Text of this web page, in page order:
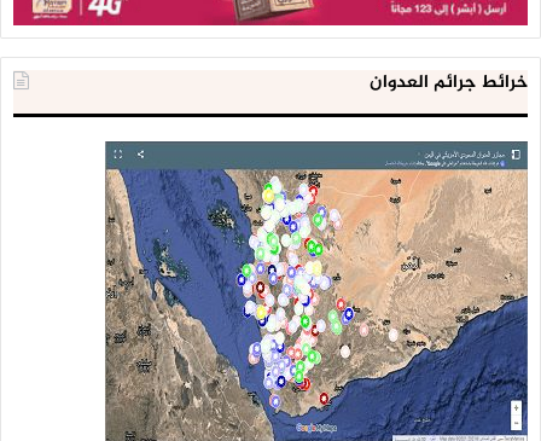
خرائط جرائم العدوان